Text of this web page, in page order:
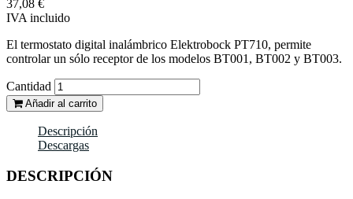
37,08 €
IVA incluido
El termostato digital inalámbrico Elektrobock PT710, permite
controlar un sólo receptor de los modelos BT001, BT002 y BT003.
Cantidad
Añadir al carrito
Descripción
Descargas
DESCRIPCIÓN